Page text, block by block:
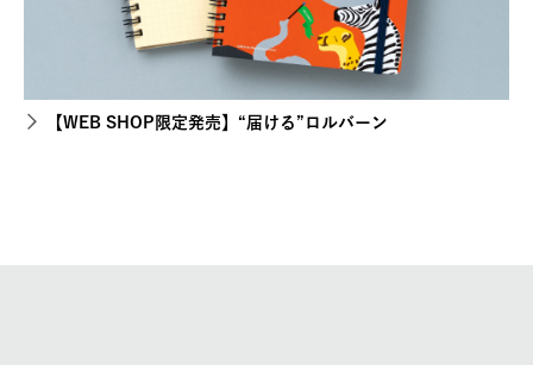
【WEB SHOP限定発売】“届ける”ロルバーン